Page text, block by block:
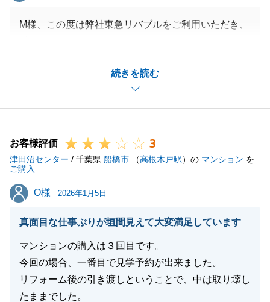
続きを読む
M様、この度は弊社東急リバブルをご利用いただき、
で、このようなお言葉を頂戴できるのは営業担当とし
もし周りの方で不動産についてのお困りごとがある方
い。
必ずお力になってみせます。
今後とも我々東急リバブルを何卒宜しくお願いいたし
ます。
閉じる
お客様評価 3
津田沼センター / 千葉県 船橋市 （高根木戸駅）の マンション を
ご購入
O様
O様 2026年1月5日
真面目な仕事ぶりが垣間見えて大変満足しています
マンションの購入は３回目です。
今回の場合、一番目で見学予約が出来ました。
リフォーム後の引き渡しということで、中は取り壊し
たままでした。